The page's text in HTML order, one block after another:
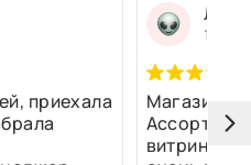
приехала
13
Магазин
витринах